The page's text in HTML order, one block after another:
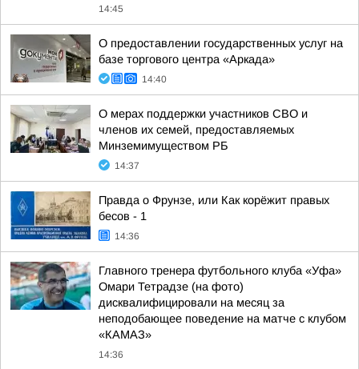
14:45
О предоставлении государственных услуг на
базе торгового центра «Аркада»
14:40
О мерах поддержки участников СВО и
членов их семей, предоставляемых
Минземимуществом РБ
14:37
Правда о Фрунзе, или Как корёжит правых
бесов - 1
14:36
Главного тренера футбольного клуба «Уфа»
Омари Тетрадзе (на фото)
дисквалифицировали на месяц за
неподобающее поведение на матче с клубом
«КАМАЗ»
14:36